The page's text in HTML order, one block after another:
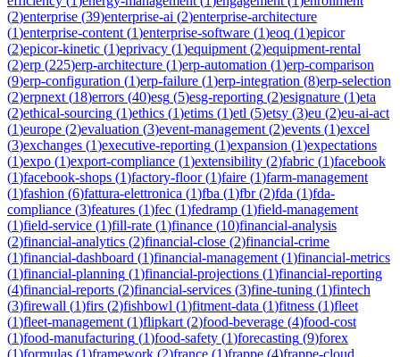
(2)enterprise (39)enterprise-ai (2)enterprise-architecture
(1)enterprise-content (1)enterprise-software (1)eoq (1)epicor
(2)epicor-kinetic (1)eprivacy (1)equipment (2)equipment-rental
(2)erp (225)erp-architecture (1)erp-automation (1)erp-comparison
(9)erp-configuration (1)erp-failure (1)erp-integration (8)erp-selection
(2)erpnext (18)errors (40)esg (5)esg-reporting (2)esignature (1)eta
(2)ethical-sourcing (1)ethics (1)etims (1)etl (5)etsy (3)eu (2)eu-ai-act
(1)europe (2)evaluation (3)event-management (2)events (1)excel
(3)exchanges (1)executive-reporting (1)expansion (1)expectations
(1)expo (1)export-compliance (1)extensibility (2)fabric (1)facebook
(1)facebook-shops (1)factory-floor(1)faire (1)farm-management
(1)fashion (6)fattura-elettronica (1)fba (1)fbr(2)fda (1)fda-
compliance (3)features (1)fec (1)fedramp (1)field-management
(1)field-service (1)fill-rate (1)finance (10)financial-analysis
(2)financial-analytics (2)financial-close (2)financial-crime
(1)financial-dashboard (1)financial-management (1)financial-metrics
(1)financial-planning (1)financial-projections (1)financial-reporting
(4)financial-reports (2)financial-services (3)fine-tuning (1)fintech
(3)firewall (1)firs (2)fishbowl (1)fitment-data (1)fitness (1)fleet
(1)fleet-management (1)flipkart (2)food-beverage (4)food-cost
(1)food-manufacturing (1)food-safety (1)forecasting (9)forex
(1)formulas (1)framework (2)france (1)frappe (4)frappe-cloud